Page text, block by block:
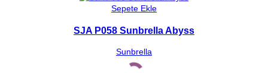
Sepete Ekle
SJA P058 Sunbrella Abyss
Sunbrella